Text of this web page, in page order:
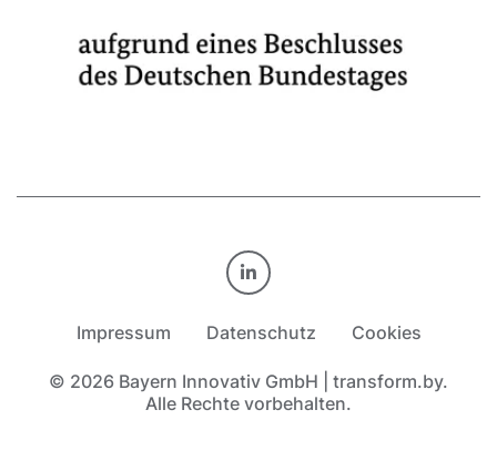
TRANSFORM.BY AUF
Impressum Datenschutz Cookies
© 2026 Bayern Innovativ GmbH | transform.by.
Alle Rechte vorbehalten.